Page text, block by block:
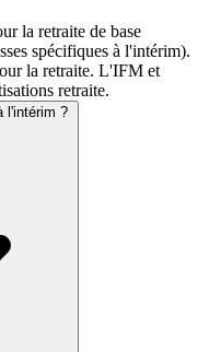
la retraite de base
spécifiques à l'intérim).
la retraite. L'IFM et
retraite.
l'intérim ?